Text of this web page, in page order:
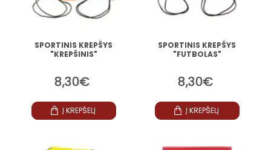
SPORTINIS KREPŠYS
"KREPŠINIS"
8,30€
Į KREPŠELĮ
SPORTINIS KREPŠYS
"FUTBOLAS"
8,30€
Į KREPŠELĮ